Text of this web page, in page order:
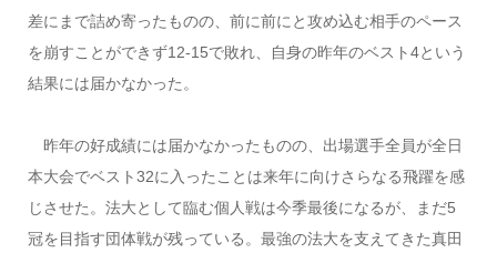
差にまで詰め寄ったものの、前に前にと攻め込む相手のペース
を崩すことができず12-15で敗れ、自身の昨年のベスト4という
結果には届かなかった。
昨年の好成績には届かなかったものの、出場選手全員が全日
本大会でベスト32に入ったことは来年に向けさらなる飛躍を感
じさせた。法大として臨む個人戦は今季最後になるが、まだ5
冠を目指す団体戦が残っている。最強の法大を支えてきた真田